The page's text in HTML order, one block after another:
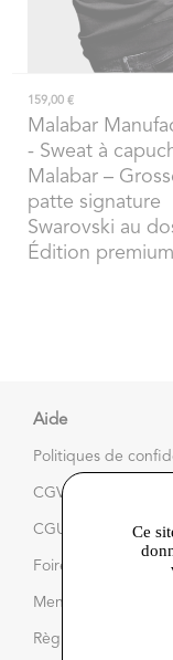
159,00 €
Malabar
- Sweat à
Malabar –
patte signature
Swarovski au dos
Édition premium
Aide
Politiques de
CGV
CGU
Foire aux questions
Mentions légales et
Règlement du jeu
Ce